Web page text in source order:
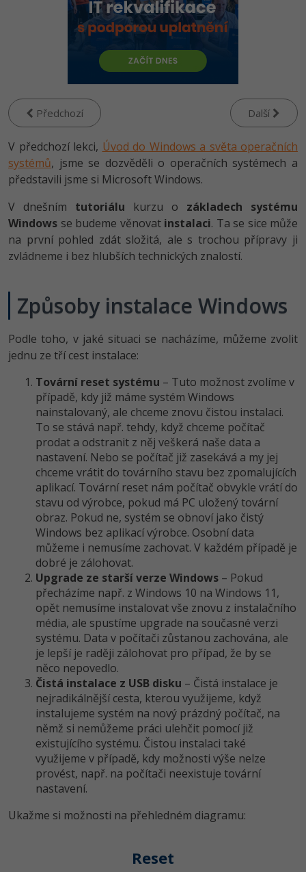
HTML5, CSS3, Bootstrap, SEO
SQL a databáze
UML a návrhové vzory
React
Spring
ASP.NET MVC
Django
PHP
JavaScript
HTML / CSS
UML a návrhové vzory
MS-SQL
SQLite
Vývojář mobilních aplikací
C# Game developer
Webdesigner
Systémový administrátor
Grafik / UX/UI návrhář
3D grafik
Databázový analytik
WordPress specialista
SEO specialista
Python -80%
-80%
-80%
C++ -80%
Swift
-80%
-80%
VB.NET
Návrh SW
Algoritmy
Pro děti
Více
Fórum
Digitální gramotnost
Marketing
SEO -30%
UX
Business
Kryptoměny -25%
Copywriting -30%
Google Dokumenty
Time management
Linux
Sítě
Kybernetická bezpečnost
Elektronický podpis
Fórum
Kurzy designu
HTML/CSS -80%
Photoshop -80%
Adobe Illustrator -80%
Adobe Lightroom -30%
Adobe XD -15%
Adobe InDesign -25%
Adobe After Effects
Blender -80%
Příběhy absolventů
Kariéra
Pro firmy
Předchozí Další
V předchozí lekci, Úvod do Windows a světa operačních
systémů, jsme se dozvěděli o operačních systémech a
představili jsme si Microsoft Windows.
V dnešním tutoriálu kurzu o základech systému
Windows se budeme věnovat instalaci. Ta se sice může
na první pohled zdát složitá, ale s trochou přípravy ji
zvládneme i bez hlubších technických znalostí.
Způsoby instalace Windows
Podle toho, v jaké situaci se nacházíme, můžeme zvolit
jednu ze tří cest instalace:
Tovární reset systému – Tuto možnost zvolíme v
případě, kdy již máme systém Windows
nainstalovaný, ale chceme znovu čistou instalaci.
To se stává např. tehdy, když chceme počítač
prodat a odstranit z něj veškerá naše data a
nastavení. Nebo se počítač již zasekává a my jej
chceme vrátit do továrního stavu bez zpomalujících
aplikací. Tovární reset nám počítač obvykle vrátí do
stavu od výrobce, pokud má PC uložený tovární
obraz. Pokud ne, systém se obnoví jako čistý
Windows bez aplikací výrobce. Osobní data
můžeme i nemusíme zachovat. V každém případě je
dobré je zálohovat.
Upgrade ze starší verze Windows – Pokud
přecházíme např. z Windows 10 na Windows 11,
opět nemusíme instalovat vše znovu z instalačního
média, ale spustíme upgrade na současné verzi
systému. Data v počítači zůstanou zachována, ale
je lepší je raději zálohovat pro případ, že by se
něco nepovedlo.
Čistá instalace z USB disku – Čistá instalace je
nejradikálnější cesta, kterou využijeme, když
instalujeme systém na nový prázdný počítač, na
němž si nemůžeme práci ulehčit pomocí již
existujícího systému. Čistou instalaci také
využijeme v případě, kdy možnosti výše nelze
provést, např. na počítači neexistuje tovární
nastavení.
Ukažme si možnosti na přehledném diagramu:
Reset